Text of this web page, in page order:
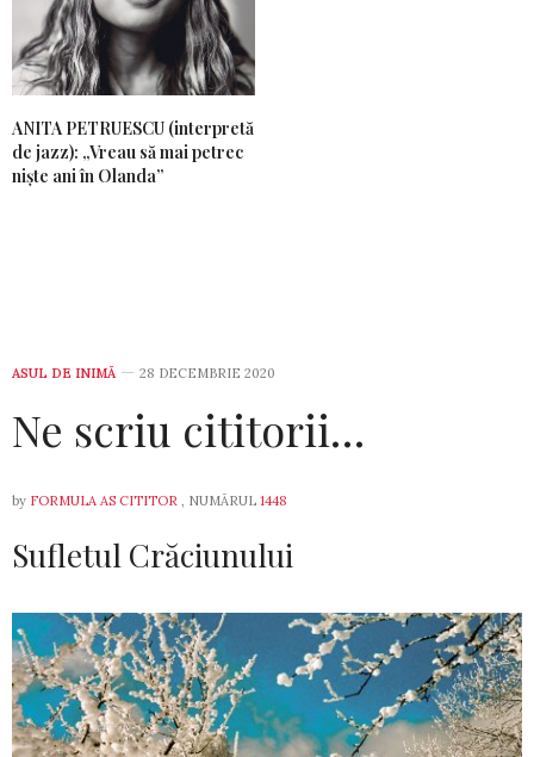
ANITA PETRUESCU (interpretă
de jazz): „Vreau să mai petrec
niște ani în Olanda”
ASUL DE INIMĂ 28 DECEMBRIE 2020
Ne scriu cititorii…
by FORMULA AS CITITOR , NUMĂRUL 1448
Sufletul Crăciunului